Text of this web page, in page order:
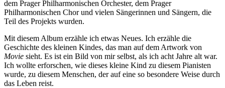
dem Prager Philharmonischen Orchester, dem Prager
Philharmonischen Chor und vielen Sängerinnen und Sängern, die
Teil des Projekts wurden.
Mit diesem Album erzähle ich etwas Neues. Ich erzähle die
Geschichte des kleinen Kindes, das man auf dem Artwork von
Movie sieht. Es ist ein Bild von mir selbst, als ich acht Jahre alt war.
Ich wollte erforschen, wie dieses kleine Kind zu diesem Pianisten
wurde, zu diesem Menschen, der auf eine so besondere Weise durch
das Leben reist.